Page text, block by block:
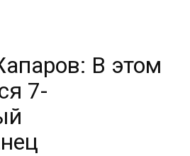
В этом
7-